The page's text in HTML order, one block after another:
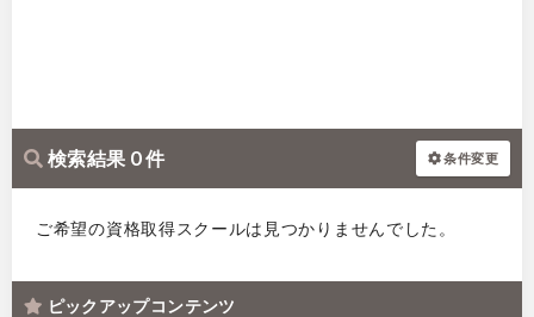
検索結果 0 件 条件変更
ご希望の資格取得スクールは見つかりませんでした。
ピックアップコンテンツ